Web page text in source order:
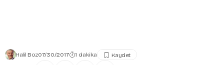
Halil Boz07/30/2017 1 dakika